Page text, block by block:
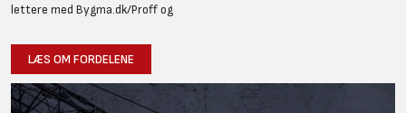
lettere med Bygma.dk/Proff og
LÆS OM FORDELENE